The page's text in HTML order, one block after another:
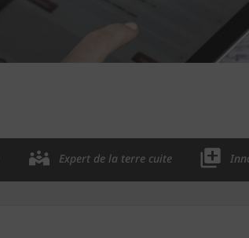
Expert de la terre cuite